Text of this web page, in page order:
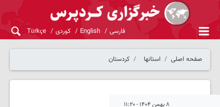
فارسی English کوردی Türkçe
صفحه اصلی استانها کردستان
۸ بهمن ۱۴۰۴ - ۱۱:۲۰